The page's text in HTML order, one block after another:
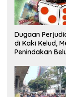
Dugaan
di Kaki Kelud,
Penindakan